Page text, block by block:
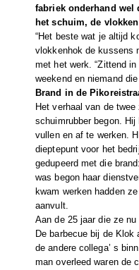
fabriek onderhand
het schuim, de
“Het beste wat je altijd
vlokkenhok de kussens
met het werk. “Zittend
weekend en niemand
Brand in de
Het verhaal van de
schuimrubber begon.
vullen en af te werken.
dieptepunt voor het
gedupeerd met die
was begon haar
kwam werken hadden
aanvult.
Aan de 25 jaar die ze
De barbecue bij de
de andere collega’ s
man overleed waren de